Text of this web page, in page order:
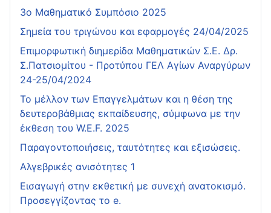
3ο Μαθηματικό Συμπόσιο 2025
Σημεία του τριγώνου και εφαρμογές 24/04/2025
Επιμορφωτική διημερίδα Μαθηματικών Σ.Ε. Δρ.
Σ.Πατσιομίτου - Προτύπου ΓΕΛ Αγίων Αναργύρων
24-25/04/2024
Το μέλλον των Επαγγελμάτων και η θέση της
δευτεροβάθμιας εκπαίδευσης, σύμφωνα με την
έκθεση του W.E.F. 2025
Παραγοντοποιήσεις, ταυτότητες και εξισώσεις.
Αλγεβρικές ανισότητες 1
Εισαγωγή στην εκθετική με συνεχή ανατοκισμό.
Προσεγγίζοντας το e.